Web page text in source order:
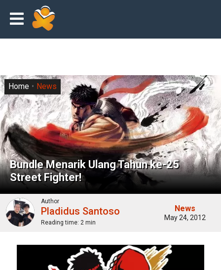
Bundle Menarik Ulang Tahun ke-25
Street Fighter!
Home News
Author
Pladidus Santoso
Reading time: 2 min
News
May 24, 2012